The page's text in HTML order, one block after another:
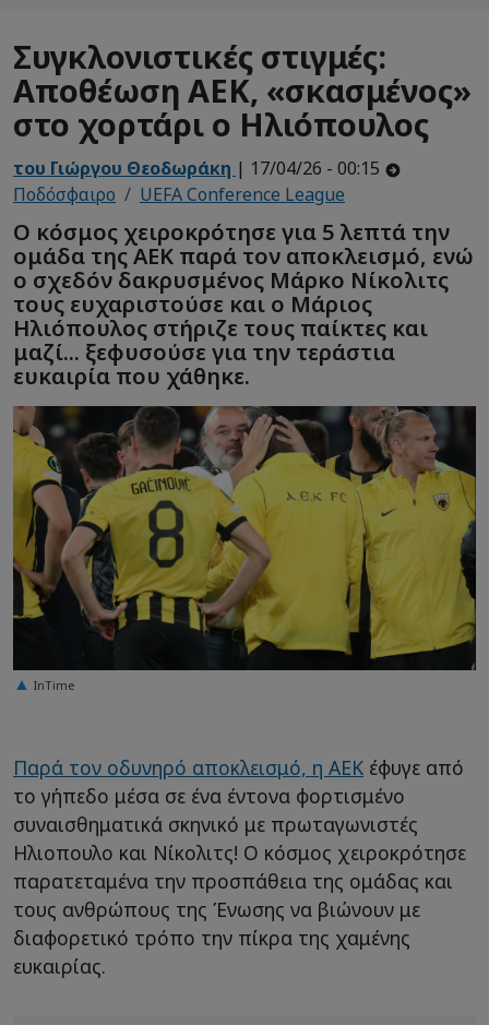
Συγκλονιστικές στιγμές:
Αποθέωση ΑΕΚ, «σκασμένος»
στο χορτάρι ο Ηλιόπουλος
του Γιώργου Θεοδωράκη | 17/04/26 - 00:15
Ποδόσφαιρο
UEFA Conference League
Ο κόσμος χειροκρότησε για 5 λεπτά την
ομάδα της ΑΕΚ παρά τον αποκλεισμό, ενώ
ο σχεδόν δακρυσμένος Μάρκο Νίκολιτς
τους ευχαριστούσε και ο Μάριος
Ηλιόπουλος στήριζε τους παίκτες και
μαζί... ξεφυσούσε για την τεράστια
ευκαιρία που χάθηκε.
InTime
Παρά τον οδυνηρό αποκλεισμό, η ΑΕΚ έφυγε από
το γήπεδο μέσα σε ένα έντονα φορτισμένο
συναισθηματικά σκηνικό με πρωταγωνιστές
Ηλιοπουλο και Νίκολιτς! Ο κόσμος χειροκρότησε
παρατεταμένα την προσπάθεια της ομάδας και
τους ανθρώπους της Ένωσης να βιώνουν με
διαφορετικό τρόπο την πίκρα της χαμένης
ευκαιρίας.